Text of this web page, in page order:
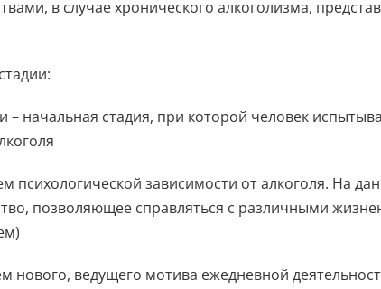
в случае хронического алкоголизма,
начальная стадия, при которой человек
психологической зависимости от алкоголя. На
позволяющее справляться с различными
нового, ведущего мотива ежедневной